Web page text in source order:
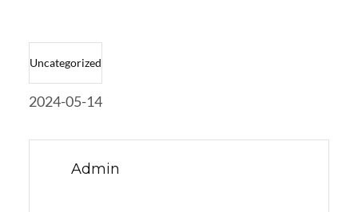
Uncategorized
2024-05-14
Admin